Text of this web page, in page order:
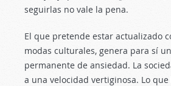
seguirlas no vale la pena.
El que pretende estar actualizado
modas culturales, genera para sí
permanente de ansiedad. La
a una velocidad vertiginosa. Lo